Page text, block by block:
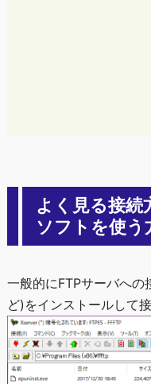
よく見る接続
ソフトを使う
一般的にFTPサーバへの
ど)をインストールして